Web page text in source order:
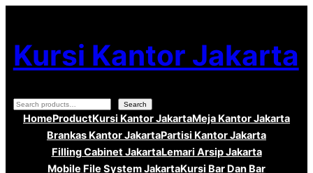
ke
konten
Kursi Kantor Jakarta
Search Search
HomeProductKursi Kantor JakartaMeja Kantor Jakarta
Brankas Kantor JakartaPartisi Kantor Jakarta
Filling Cabinet JakartaLemari Arsip Jakarta
Mobile File System JakartaKursi Bar Dan Bar